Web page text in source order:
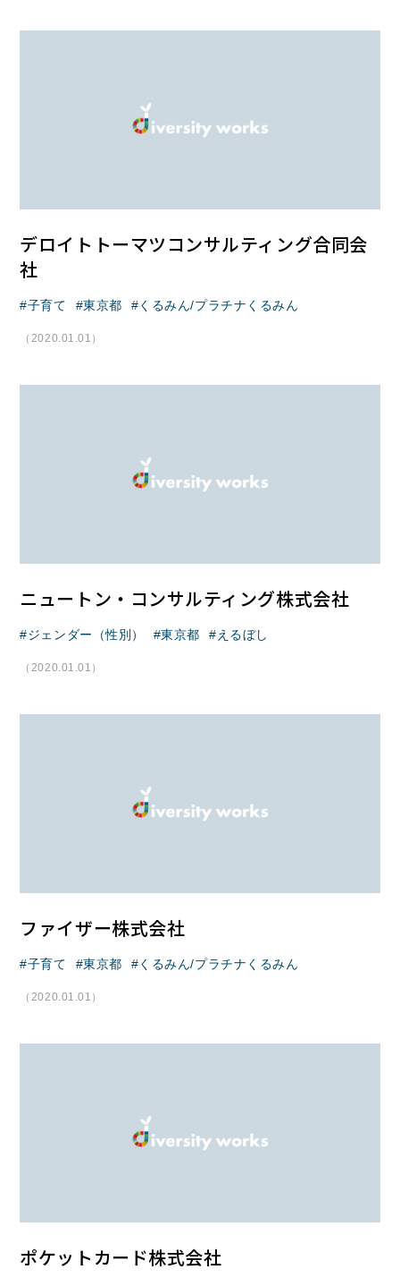
デロイトトーマツコンサルティング合同会
社
子育て 東京都 くるみん/プラチナくるみん
（2020.01.01）
ニュートン・コンサルティング株式会社
ジェンダー（性別） 東京都 えるぼし
（2020.01.01）
ファイザー株式会社
子育て 東京都 くるみん/プラチナくるみん
（2020.01.01）
ポケットカード株式会社